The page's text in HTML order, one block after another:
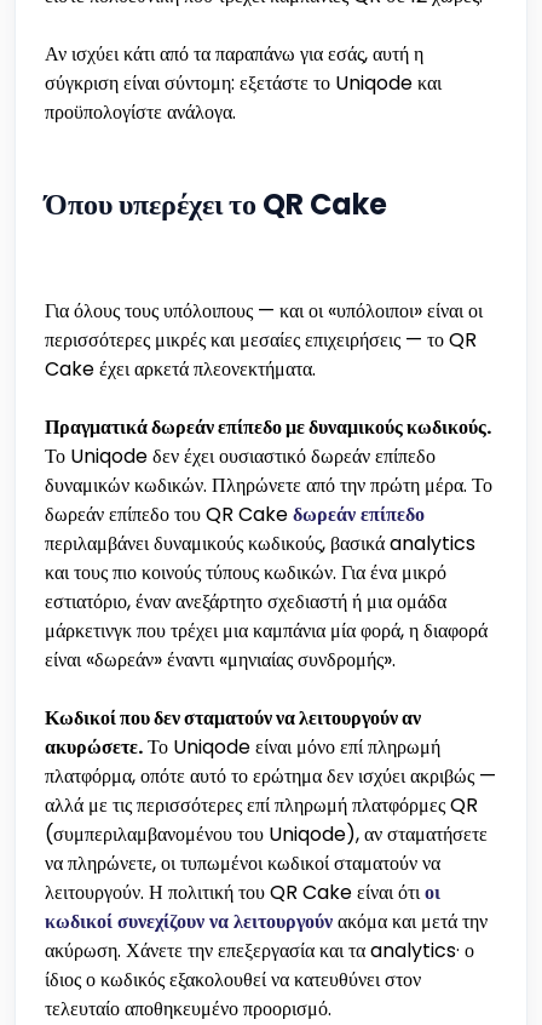
Αν ισχύει κάτι από τα παραπάνω για εσάς, αυτή η
σύγκριση είναι σύντομη: εξετάστε το Uniqode και
προϋπολογίστε ανάλογα.
Όπου υπερέχει το QR Cake
Για όλους τους υπόλοιπους — και οι «υπόλοιποι» είναι οι
περισσότερες μικρές και μεσαίες επιχειρήσεις — το QR
Cake έχει αρκετά πλεονεκτήματα.
Πραγματικά δωρεάν επίπεδο με δυναμικούς κωδικούς.
Το Uniqode δεν έχει ουσιαστικό δωρεάν επίπεδο
δυναμικών κωδικών. Πληρώνετε από την πρώτη μέρα. Το
δωρεάν επίπεδο του QR Cakeδωρεάν επίπεδο
περιλαμβάνει δυναμικούς κωδικούς, βασικά analytics
και τους πιο κοινούς τύπους κωδικών. Για ένα μικρό
εστιατόριο, έναν ανεξάρτητο σχεδιαστή ή μια ομάδα
μάρκετινγκ που τρέχει μια καμπάνια μία φορά, η διαφορά
είναι «δωρεάν» έναντι «μηνιαίας συνδρομής».
Κωδικοί που δεν σταματούν να λειτουργούν αν
ακυρώσετε.Το Uniqode είναι μόνο επί πληρωμή
πλατφόρμα, οπότε αυτό το ερώτημα δεν ισχύει ακριβώς —
αλλά με τις περισσότερες επί πληρωμή πλατφόρμες QR
(συμπεριλαμβανομένου του Uniqode), αν σταματήσετε
να πληρώνετε, οι τυπωμένοι κωδικοί σταματούν να
λειτουργούν. Η πολιτική του QR Cake είναι ότιοι
κωδικοί συνεχίζουν να λειτουργούνακόμα και μετά την
ακύρωση. Χάνετε την επεξεργασία και τα analytics· ο
ίδιος ο κωδικός εξακολουθεί να κατευθύνει στον
τελευταίο αποθηκευμένο προορισμό.